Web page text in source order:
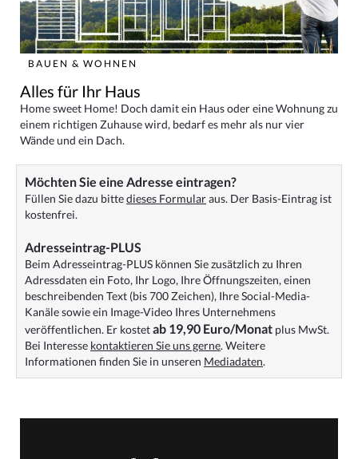
BAUEN & WOHNEN
Alles für Ihr Haus
Home sweet Home! Doch damit ein Haus oder eine Wohnung zu
einem richtigen Zuhause wird, bedarf es mehr als nur vier
Wände und ein Dach.
Möchten Sie eine Adresse eintragen?
Füllen Sie dazu bittedieses Formularaus. Der Basis-Eintrag ist
kostenfrei.
Adresseintrag-PLUS
Beim Adresseintrag-PLUS können Sie zusätzlich zu Ihren
Adressdaten ein Foto, Ihr Logo, Ihre Öffnungszeiten, einen
beschreibenden Text (bis 700 Zeichen), Ihre Social-Media-
Kanäle sowie ein Image-Video Ihres Unternehmens
veröffentlichen. Er kostetab 19,90 Euro/Monat plus MwSt.
Bei Interesse kontaktieren Sie uns gerne. Weitere
Informationen finden Sie in unseren Mediadaten.